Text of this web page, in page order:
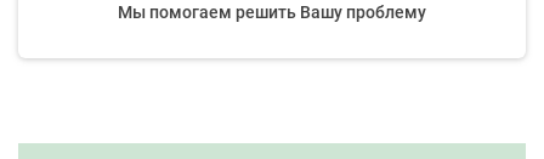
Мы помогаем решить Вашу проблему